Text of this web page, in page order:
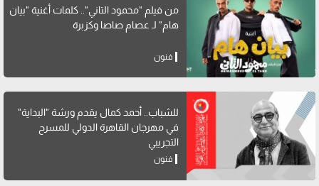
من فيلم "محمود التاني".. كلمات أغنية "بيان
هام" لـ عصام صاصا وكزبرة
فنون
للشباب.. أحمد كمال يقدم ورشة "البداية"
في مهرجان القاهرة الدولي للمسرح
التجريبي
فنون